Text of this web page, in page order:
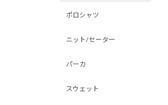
ポロシャツ
ニット/セーター
パーカ
スウェット